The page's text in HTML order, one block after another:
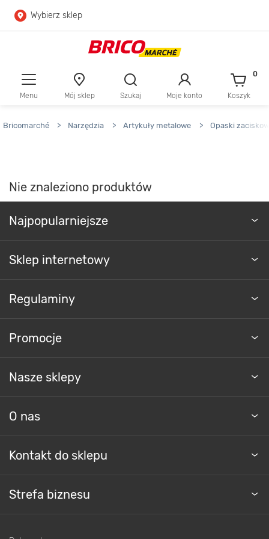
Przejdź do głównej zawartości
Wybierz sklep
Menu Mój sklep Szukaj Moje konto Koszyk
0
Bricomarché > Narzędzia > Artykuły metalowe > Opaski
Nie znaleziono produktów
Najpopularniejsze
Sklep internetowy
Regulaminy
Promocje
Nasze sklepy
O nas
Kontakt do sklepu
Strefa biznesu